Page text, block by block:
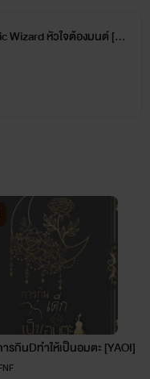
Wizard หัวใจต้องมนต์ [Ya
รกินDทำให้เป็นอมตะ [YAOI]